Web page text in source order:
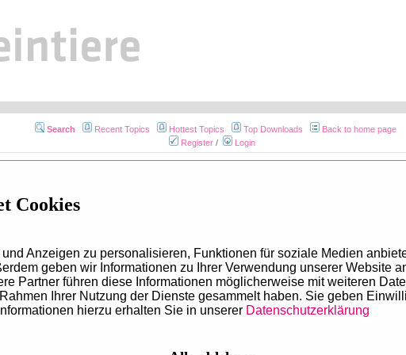
Search Recent Topics Hottest Topics Top Downloads
Back to home page
Register / Login
Social Media
Cookies
Anzeigen zu personalisieren, Funktionen für soziale Medien
geben wir Informationen zu Ihrer Verwendung unserer Website
Partner führen diese Informationen möglicherweise mit weiteren
Ihrer Nutzung der Dienste gesammelt haben. Sie geben
hierzu erhalten Sie in unserer Datenschutzerklärung